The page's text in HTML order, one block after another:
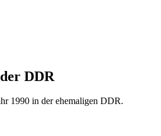
DDR
1990 in der ehemaligen DDR.